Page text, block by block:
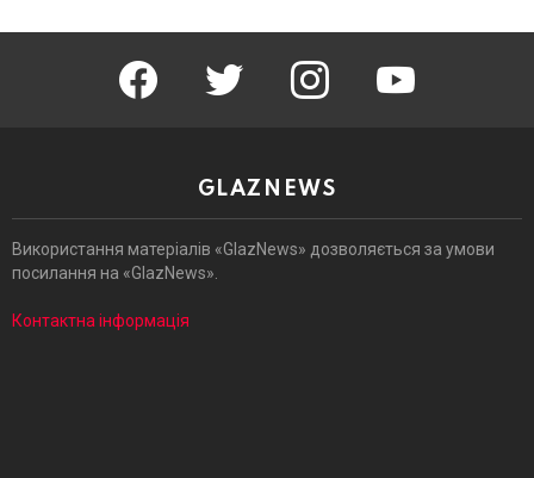
facebook twitter instagram youtube
GLAZNEWS
Використання матеріалів «GlazNews» дозволяється за умови
посилання на «GlazNews».
Контактна інформація